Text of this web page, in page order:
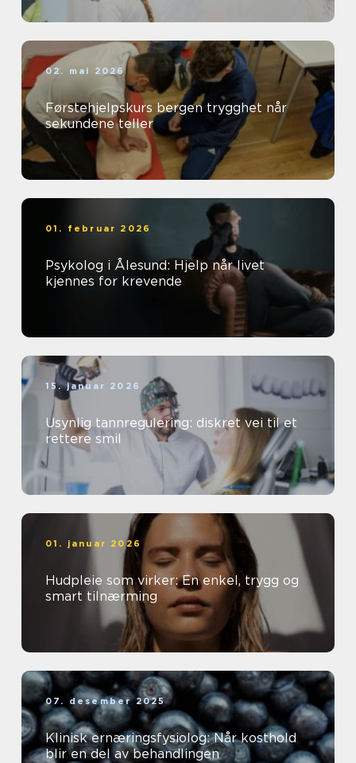
02. mai 2026
Førstehjelpskurs bergen trygghet når
sekundene teller
01. februar 2026
Psykolog i Ålesund: Hjelp når livet
kjennes for krevende
15. januar 2026
Usynlig tannregulering: diskret vei til et
rettere smil
01. januar 2026
Hudpleie som virker: En enkel, trygg og
smart tilnærming
07. desember 2025
Klinisk ernæringsfysiolog: Når kosthold
blir en del av behandlingen